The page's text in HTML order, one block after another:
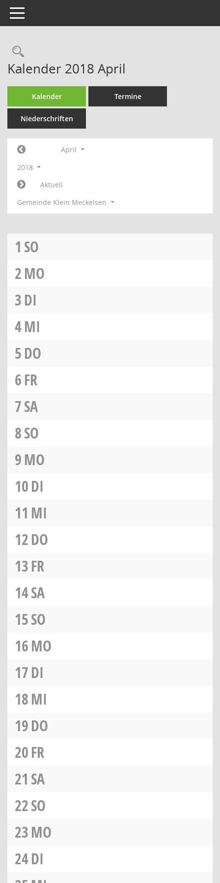
Toggle navigation
Rechercheauswahl
Kalender 2018 April
Kalender Termine
Niederschriften
April
2018
Aktuell
Gemeinde Klein Meckelsen
1 SO
2MO
3DI
4MI
5DO
6FR
7SA
8SO
9MO
10DI
11 MI
12DO
13FR
14SA
15SO
16MO
17DI
18MI
19DO
20FR
21 SA
22SO
23MO
24DI